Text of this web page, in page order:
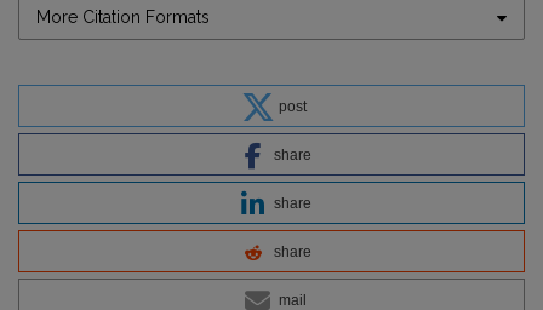
More Citation Formats
post
share
share
share
mail